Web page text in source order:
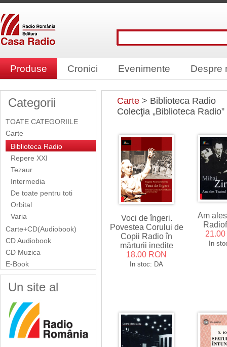
Produse Cronici Evenimente Despre
Categorii
TOATE CATEGORIILE
Carte
Biblioteca Radio
Repere XXI
Tezaur
Intermedia
De toate pentru toti
Orbital
Varia
Carte+CD(Audiobook)
CD Audiobook
CD Muzica
E-Book
Un site al
Carte > Biblioteca Radio
Colecţia „Biblioteca Radio”
Voci de îngeri.
Povestea Corului de
Copii Radio în
mărturii inedite
18.00 RON
In stoc: DA
Am
In